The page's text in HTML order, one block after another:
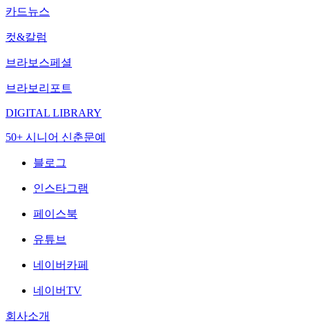
카드뉴스
컷&칼럼
브라보스페셜
브라보리포트
DIGITAL LIBRARY
50+ 시니어 신춘문예
블로그
인스타그램
페이스북
유튜브
네이버카페
네이버TV
회사소개